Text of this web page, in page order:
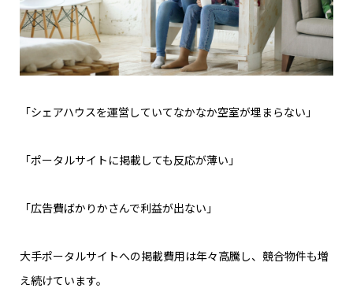
「シェアハウスを運営していてなかなか空室が埋まらない」
「ポータルサイトに掲載しても反応が薄い」
「広告費ばかりかさんで利益が出ない」
大手ポータルサイトへの掲載費用は年々高騰し、競合物件も増
え続けています。